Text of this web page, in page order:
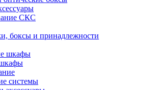
СКС
боксы и принадлежности
шкафы
системы